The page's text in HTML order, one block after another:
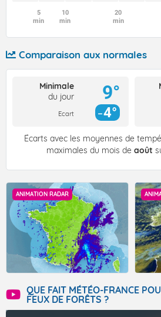
5
min
10
min
20
min
Comparaison aux normales
Minimale
du jour
Ecart
9°
4°
Écarts avec les moyennes de
maximales du mois de août
ANIMATION RADAR
QUE FAIT MÉTÉO-FRANCE
FEUX DE FORÊTS ?